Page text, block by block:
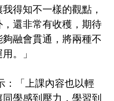
得知不一樣的觀點，
還非常有收穫，期待
融會貫通，將兩種不
。」
：「上課內容也以輕
學感到壓力，學習到